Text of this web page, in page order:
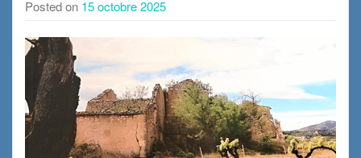
Posted on 15 octobre 2025